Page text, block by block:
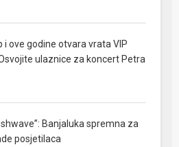
i ove godine otvara vrata VIP
ulaznice za koncert Petra
Banjaluka spremna za
posjetilaca